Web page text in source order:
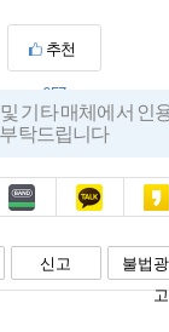
추천
657
기타 매체에서 인
탁드립니다
밴드 카톡 카
신고
불법
고